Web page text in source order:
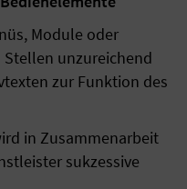
Module oder
unzureichend
zur Funktion des
in Zusammenarbeit
sukzessive